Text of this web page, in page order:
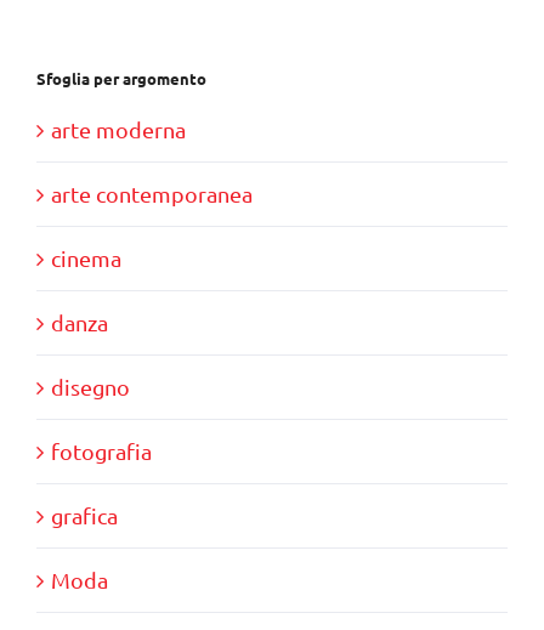
Sfoglia per argomento
arte moderna
arte contemporanea
cinema
danza
disegno
fotografia
grafica
Moda